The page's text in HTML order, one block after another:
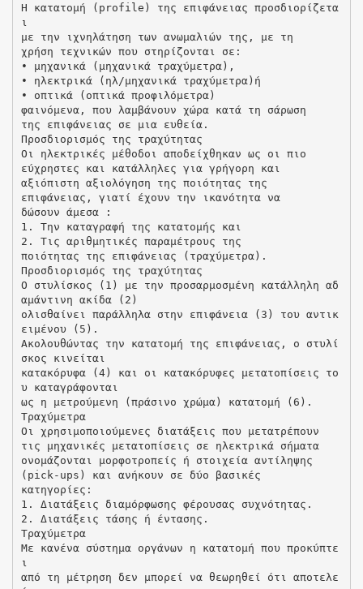
H κατατομή (profile) της επιφάνειας προσδιορίζετα
ι
με την ιχνηλάτηση των ανωμαλιών της, με τη
χρήση τεχνικών που στηρίζονται σε:
• μηχανικά (μηχανικά τραχύμετρα),
• ηλεκτρικά (ηλ/μηχανικά τραχύμετρα)ή
• οπτικά (οπτικά προφιλόμετρα)
φαινόμενα, που λαμβάνουν χώρα κατά τη σάρωση
της επιφάνειας σε μια ευθεία.
Προσδιορισμός της τραχύτητας
Οι ηλεκτρικές μέθοδοι αποδείχθηκαν ως οι πιο
εύχρηστες και κατάλληλες για γρήγορη και
αξιόπιστη αξιολόγηση της ποιότητας της
επιφάνειας, γιατί έχουν την ικανότητα να
δώσουν άμεσα :
1. Την καταγραφή της κατατομής και
2. Τις αριθμητικές παραμέτρους της
ποιότητας της επιφάνειας (τραχύμετρα).
Προσδιορισμός της τραχύτητας
Ο στυλίσκος (1) με την προσαρμοσμένη κατάλληλη αδ
αμάντινη ακίδα (2)
ολισθαίνει παράλληλα στην επιφάνεια (3) του αντικ
ειμένου (5).
Ακολουθώντας την κατατομή της επιφάνειας, ο στυλί
σκος κινείται
κατακόρυφα (4) και οι κατακόρυφες μετατοπίσεις το
υ καταγράφονται
ως η μετρούμενη (πράσινο χρώμα) κατατομή (6).
Τραχύμετρα
Οι χρησιμοποιούμενες διατάξεις που μετατρέπουν
τις μηχανικές μετατοπίσεις σε ηλεκτρικά σήματα
ονομάζονται μορφοτροπείς ή στοιχεία αντίληψης
(pick-ups) και ανήκουν σε δύο βασικές
κατηγορίες:
1. Διατάξεις διαμόρφωσης φέρουσας συχνότητας.
2. Διατάξεις τάσης ή έντασης.
Τραχύμετρα
Με κανένα σύστημα οργάνων η κατατομή που προκύπτε
ι
από τη μέτρηση δεν μπορεί να θεωρηθεί ότι αποτελε